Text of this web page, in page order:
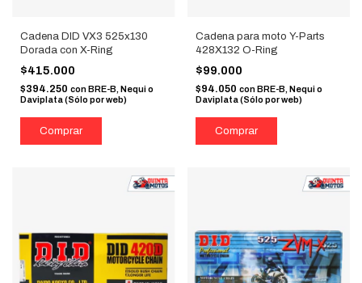
Cadena DID VX3 525x130
Dorada con X-Ring
$415.000
$394.250 conBRE-B, Nequi o
Daviplata (Sólo por web)
Cadena para moto Y-Parts
428X132 O-Ring
$99.000
$94.050 con BRE-B, Nequi o
Daviplata (Sólo por web)